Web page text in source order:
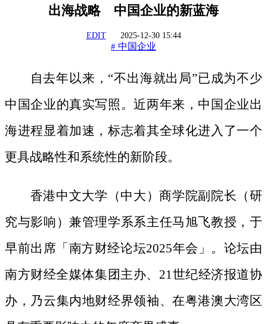
出海战略 中国企业的新蓝海
EDIT 2025-12-30 15:44
# 中国企业
自去年以来， “不出海就出局”已成为不少
中国企业的真实写照。近两年来，中国企业出
海进程显着加速，标志着其全球化进入了一个
更具战略性和系统性的新阶段。
香港中文大学（中大）商学院副院长（研
究与影响）兼管理学系系主任马旭飞教授，于
早前出席「南方财经论坛2025年会」。论坛由
南方财经全媒体集团主办、21世纪经济报道协
办，乃云集内地财经界领袖、在粤港澳大湾区